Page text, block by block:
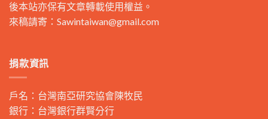
後本站亦保有文章轉載使用權益。
來稿請寄： Sawintaiwan@gmail.com
捐款資訊
戶名：台灣南亞研究協會陳牧民
銀行：台灣銀行群賢分行